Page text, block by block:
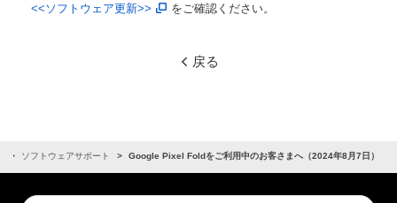
<<ソフトウェア更新>>
をご確認ください。
戻る
ソフトウェアサポート Google Pixel Foldをご利用中のお客さまへ（2024年8月7日）